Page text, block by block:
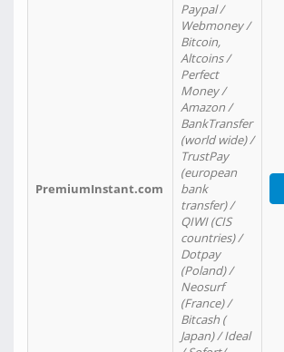
PremiumInstant.com
Paypal /
Webmoney /
Bitcoin,
Altcoins /
Perfect
Money /
Amazon /
BankTransfer
(world wide) /
TrustPay
(european
bank
transfer) /
QIWI (CIS
countries) /
Dotpay
(Poland) /
Neosurf
(France) /
Bitcash (
Japan) / Ideal